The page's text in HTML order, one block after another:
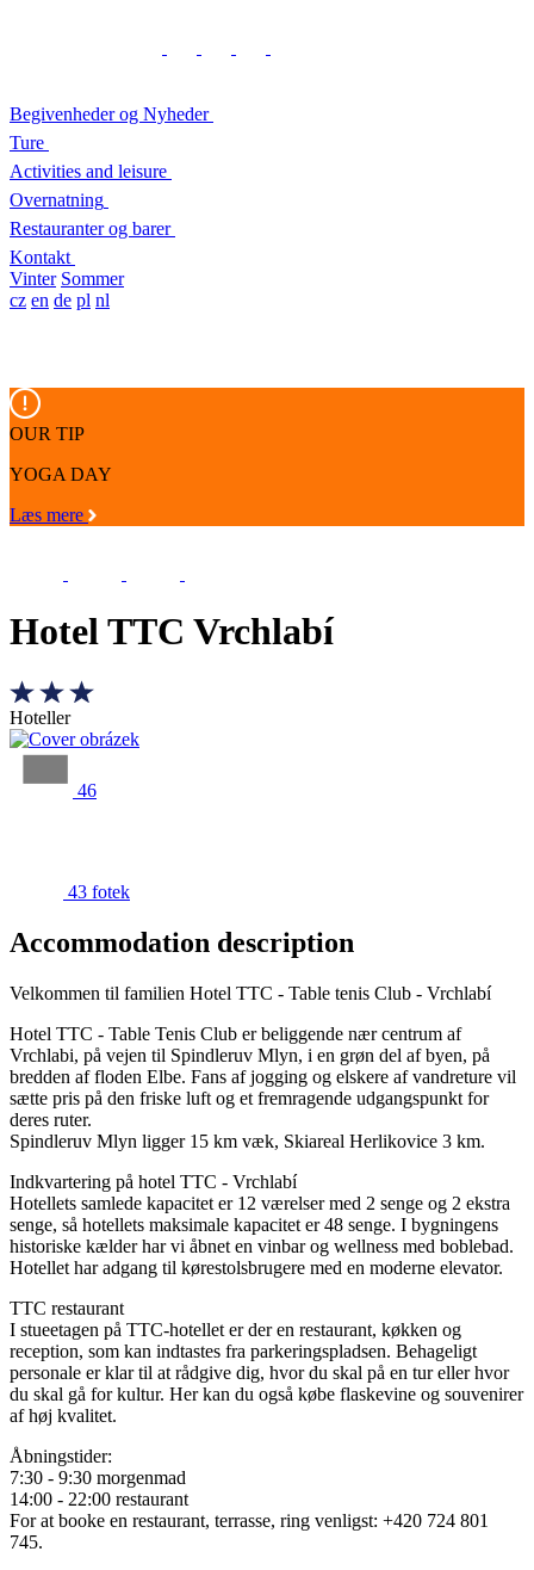
Begivenheder og Nyheder
Ture
Activities and leisure
Overnatning
Restauranter og barer
Kontakt
Vinter Sommer
cz en de pl nl
OUR TIP
YOGA DAY
Læs mere
Hotel TTC Vrchlabí
Hoteller
46
43 fotek
Accommodation description
Velkommen til familien Hotel TTC - Table tenis Club - Vrchlabí
Hotel TTC - Table Tenis Club er beliggende nær centrum af
Vrchlabi, på vejen til Spindleruv Mlyn, i en grøn del af byen, på
bredden af ​​floden Elbe. Fans af jogging og elskere af vandreture vil
sætte pris på den friske luft og et fremragende udgangspunkt for
deres ruter.
Spindleruv Mlyn ligger 15 km væk, Skiareal Herlikovice 3 km.
Indkvartering på hotel TTC - Vrchlabí
Hotellets samlede kapacitet er 12 værelser med 2 senge og 2 ekstra
senge, så hotellets maksimale kapacitet er 48 senge. I bygningens
historiske kælder har vi åbnet en vinbar og wellness med boblebad.
Hotellet har adgang til kørestolsbrugere med en moderne elevator.
TTC restaurant
I stueetagen på TTC-hotellet er der en restaurant, køkken og
reception, som kan indtastes fra parkeringspladsen. Behageligt
personale er klar til at rådgive dig, hvor du skal på en tur eller hvor
du skal gå for kultur. Her kan du også købe flaskevine og souvenirer
af høj kvalitet.
Åbningstider:
7:30 - 9:30 morgenmad
14:00 - 22:00 restaurant
For at booke en restaurant, terrasse, ring venligst: +420 724 801
745.